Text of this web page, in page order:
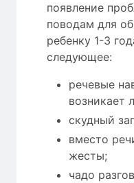
появление
поводам для
ребенку 1-3
следующее:
речевые
возникает
скудный
вместо
жесты;
чадо